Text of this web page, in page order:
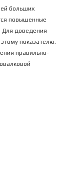
больших
повышенные
Для доведения
показателю,
правильно-